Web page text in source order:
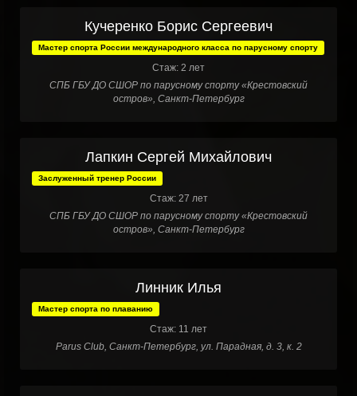
Кучеренко Борис Сергеевич
Мастер спорта России международного класса по парусному спорту
Стаж: 2 лет
СПБ ГБУ ДО СШОР по парусному спорту «Крестовский
остров», Санкт-Петербург
Лапкин Сергей Михайлович
Заслуженный тренер России
Стаж: 27 лет
СПБ ГБУ ДО СШОР по парусному спорту «Крестовский
остров», Санкт-Петербург
Линник Илья
Мастер спорта по плаванию
Стаж: 11 лет
Parus Club, Санкт-Петербург, ул. Парадная, д. 3, к. 2